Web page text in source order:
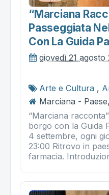
“marciana
Passeggiata
Con La Guida
giovedì 21 agosto
Arte e Cultura ,
Marciana -
“Marciana
borgo con la Guida
4 settembre, ogni
23:00 Ritrovo in
farmacia.